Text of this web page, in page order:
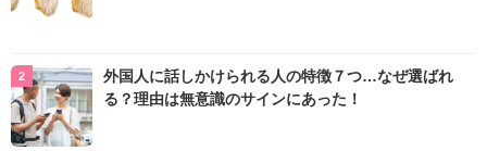
外国人に話しかけられる人の特徴７つ…なぜ選ばれ
る？理由は無意識のサインにあった！